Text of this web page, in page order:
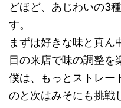
どほど、あじわいの3
す。
まずは好きな味と真ん
目の来店で味の調整を
僕は、もっとストレー
のと次はみそにも挑戦